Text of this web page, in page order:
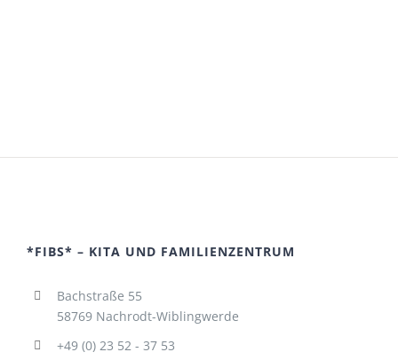
*FIBS* – KITA UND FAMILIENZENTRUM
Bachstraße 55
58769 Nachrodt-Wiblingwerde
+49 (0) 23 52 - 37 53